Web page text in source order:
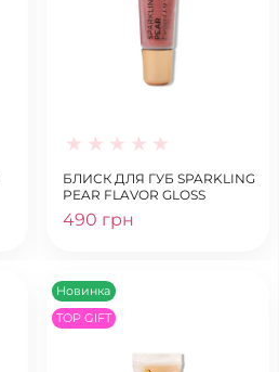
БЛИСК ДЛЯ ГУБ SPARKLING
PEAR FLAVOR GLOSS
490 грн
Новинка
TOP GIFT